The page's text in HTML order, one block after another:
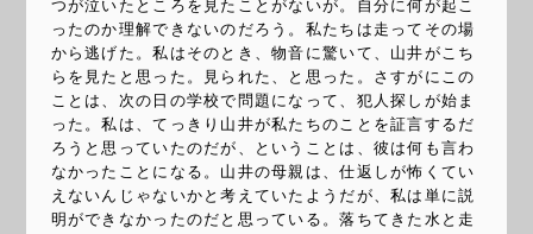
つが泣いたところを見たことがないが。自分に何が起こ
ったのか理解できないのだろう。私たちは走ってその場
から逃げた。私はそのとき、物音に驚いて、山井がこち
らを見たと思った。見られた、と思った。さすがにこの
ことは、次の日の学校で問題になって、犯人探しが始ま
った。私は、てっきり山井が私たちのことを証言するだ
ろうと思っていたのだが、ということは、彼は何も言わ
なかったことになる。山井の母親は、仕返しが怖くてい
えないんじゃないかと考えていたようだが、私は単に説
明ができなかったのだと思っている。落ちてきた水と走